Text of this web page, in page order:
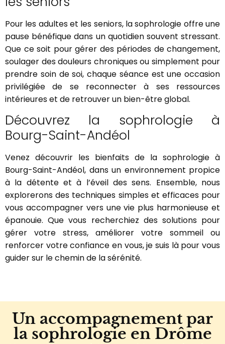
Pour les adultes et les seniors, la sophrologie offre une
pause bénéfique dans un quotidien souvent stressant.
Que ce soit pour gérer des périodes de changement,
soulager des douleurs chroniques ou simplement pour
prendre soin de soi, chaque séance est une occasion
privilégiée de se reconnecter à ses ressources
intérieures et de retrouver un bien-être global.
Découvrez la sophrologie à
Bourg-Saint-Andéol
Venez découvrir les bienfaits de la sophrologie à
Bourg-Saint-Andéol, dans un environnement propice
à la détente et à l’éveil des sens. Ensemble, nous
explorerons des techniques simples et efficaces pour
vous accompagner vers une vie plus harmonieuse et
épanouie. Que vous recherchiez des solutions pour
gérer votre stress, améliorer votre sommeil ou
renforcer votre confiance en vous, je suis là pour vous
guider sur le chemin de la sérénité.
Un accompagnement par
la sophrologie en Drôme